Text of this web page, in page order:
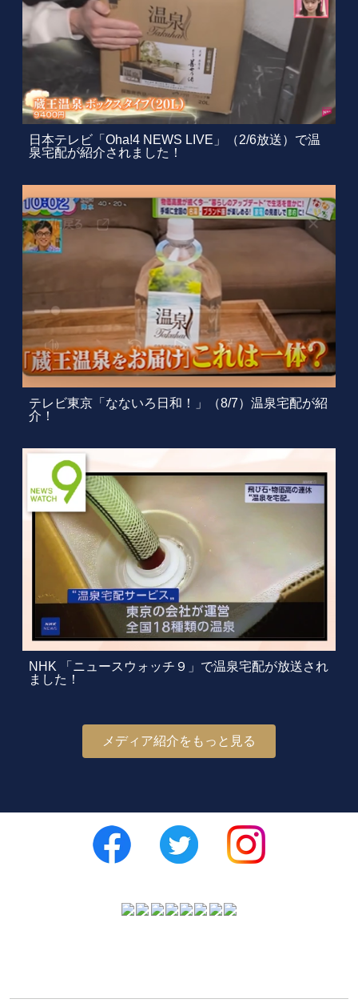
日本テレビ「Oha!4 NEWS LIVE」（2/6放送）で温
泉宅配が紹介されました！
テレビ東京「なないろ日和！」（8/7）温泉宅配が紹
介！
NHK 「ニュースウォッチ９」で温泉宅配が放送され
ました！
メディア紹介をもっと見る